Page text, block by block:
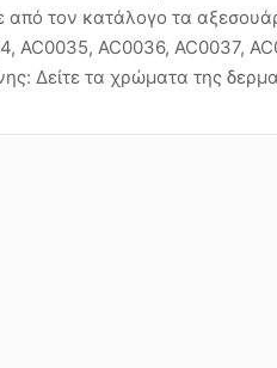
από τον κατάλογο τα
AC0035, AC0036, AC0037,
Δείτε τα χρώματα της